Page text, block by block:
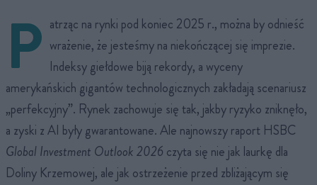
P atrząc na rynki pod koniec 2025 r., można by odnieść
wrażenie, że jesteśmy na niekończącej się imprezie.
Indeksy giełdowe biją rekordy, a wyceny
amerykańskich gigantów technologicznych zakładają scenariusz
„perfekcyjny”. Rynek zachowuje się tak, jakby ryzyko zniknęło,
a zyski z AI były gwarantowane. Ale najnowszy raport HSBC
Global Investment Outlook 2026 czyta się nie jak laurkę dla
Doliny Krzemowej, ale jak ostrzeżenie przed zbliżającym się